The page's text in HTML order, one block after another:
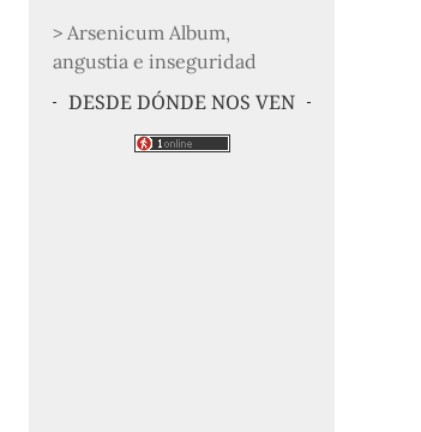
> Arsenicum Album,
angustia e inseguridad
DESDE DÓNDE NOS VEN